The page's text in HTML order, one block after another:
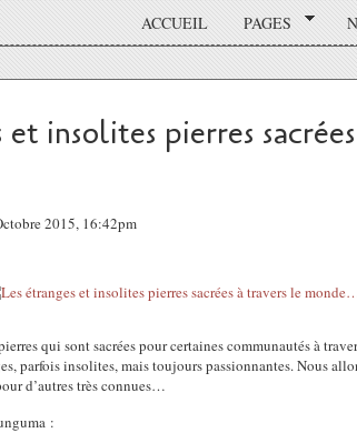
ACCUEIL PAGES
et insolites pierres
2015, 16:42pm
qui sont sacrées pour certaines communautés à
parfois insolites, mais toujours passionnantes. Nous
d’autres très connues…
: